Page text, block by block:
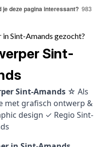
je deze pagina interessant? 983
Sint-Amands gezocht?
Sint-
Sint-Amands ☆ Als
met grafisch ontwerp &
design ✓ Regio Sint-